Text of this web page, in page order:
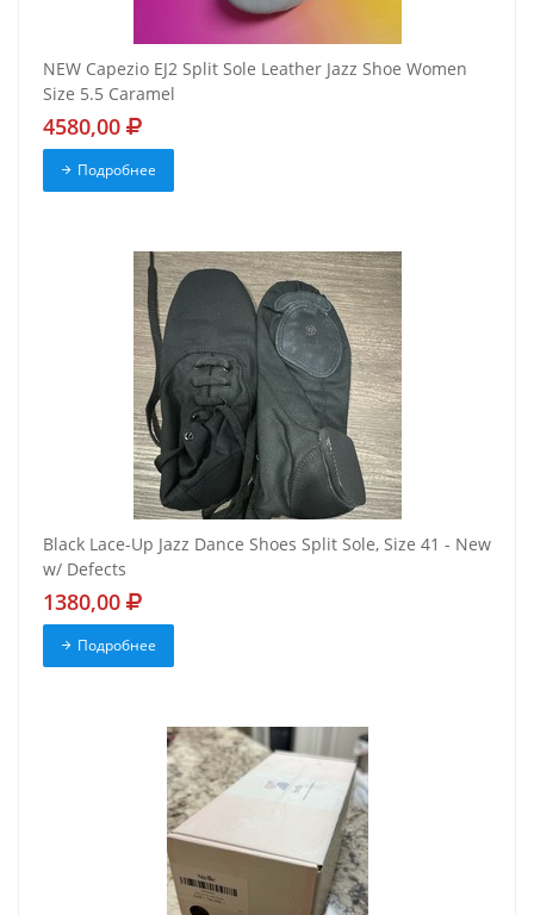
NEW Capezio EJ2 Split Sole Leather Jazz Shoe Women
Size 5.5 Caramel
4580,00
Подробнее
Black Lace-Up Jazz Dance Shoes Split Sole, Size 41 - New
w/ Defects
1380,00
Подробнее